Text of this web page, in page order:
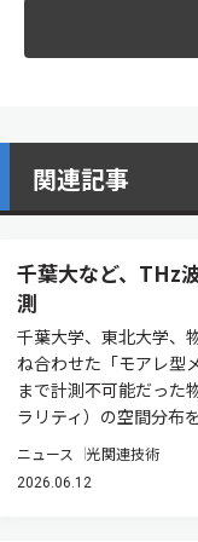
関連記事
千葉大など、THz
測
千葉大学、東北大学、
ね合わせた「モアレ型
まで計測不可能だった
ラリティ）の空間分布
ニュース 光関連技術
2026.06.12